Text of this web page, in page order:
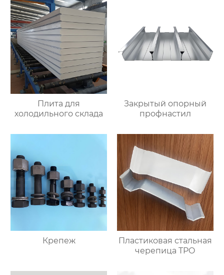
Плита для
холодильного склада
Закрытый опорный
профнастил
Крепеж
Пластиковая стальная
черепица TPO